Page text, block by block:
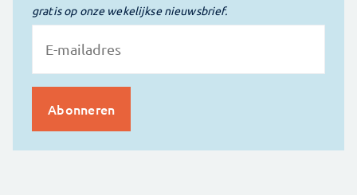
gratis op onze wekelijkse nieuwsbrief.